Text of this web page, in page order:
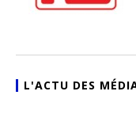
L'ACTU DES